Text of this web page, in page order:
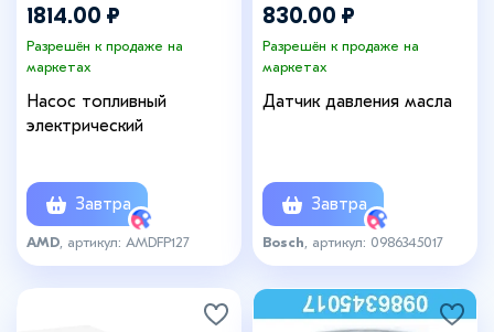
1814.00 ₽
Разрешён к продаже на
маркетах
Насос топливный
электрический
Завтра
AMD , артикул: AMDFP127
830.00 ₽
Разрешён к продаже на
маркетах
Датчик давления масла
Завтра
Bosch , артикул: 0986345017